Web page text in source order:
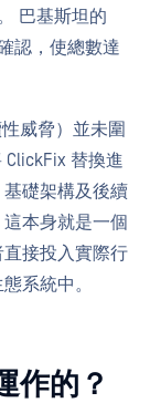
巴基斯坦的
認，使總數達
威脅）並未圍
替換進
礎架構及後續
本身就是一個
接投入實際行
系統中。
作的？